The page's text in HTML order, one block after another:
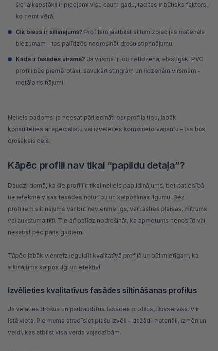
šie laikapstākļi ir pieejami visu cauru gadu, tad tas ir būtisks faktors,
ko ņemt vērā.
Cik biezs ir siltinājums? Profilam jāatbilst siltumizolācijas materiāla
biezumam – tas palīdzēs nodrošināt drošu stiprinājumu.
Kāda ir fasādes virsma? Ja virsma ir ļoti nelīdzena, elastīgāki PVC
profili būs piemērotāki, savukārt stingrām un līdzenām virsmām –
metāla risinājumi.
Neliels padoms: ja neesat pārliecināti par profila tipu, labāk
konsultēties ar speciālistu vai izvēlēties kombinēto variantu – tas būs
drošākais ceļš.
Kāpēc profili nav tikai “papildu detaļa”?
Daudzi domā, ka šie profili ir tikai neliels papildinājums, bet patiesībā
tie ietekmē visas fasādes noturību un kalpošanas ilgumu. Bez
profiliem siltinājums var būt nevienmērīgs, var rasties plaisas, mitrums
vai aukstuma tilti. Tie arī palīdz nodrošināt, ka apmetums nenoslīd vai
nesairst pēc pāris gadiem.
Tāpēc labāk vienreiz ieguldīt kvalitatīvā profilā un būt mierīgam, ka
siltinājums kalpos ilgi un efektīvi.
Izvēlieties kvalitatīvus fasādes siltināšanas profilus
Ja vēlaties drošus un pārbaudītus fasādes profilus, Buvserviss.lv ir
īstā vieta. Pie mums atradīsiet plašu izvēli – dažādi materiāli, izmēri un
veidi, kas atbilst visa veida vajadzībām.